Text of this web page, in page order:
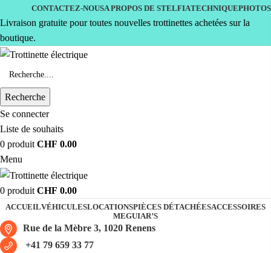
CONTACTEZ-NOUSA PROPOS DE STELFIATECHNIQUEPHOTOS
Livraison gratuite pour toutes nouvelles trottinettes achetées sur la
boutique.
Recherche
Se connecter
Liste de souhaits
0 produit CHF 0.00
Menu
0 produit CHF 0.00
ACCUEILVÉHICULESLOCATIONSPIÈCES DÉTACHÉESACCESSOIRES
MEGUIAR’S
Rue de la Mèbre 3, 1020 Renens
+41 79 659 33 77